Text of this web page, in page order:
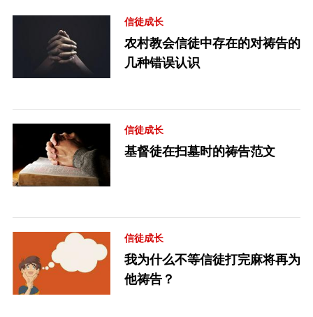
信徒成长
农村教会信徒中存在的对祷告的
几种错误认识
信徒成长
基督徒在扫墓时的祷告范文
信徒成长
我为什么不等信徒打完麻将再为
他祷告？